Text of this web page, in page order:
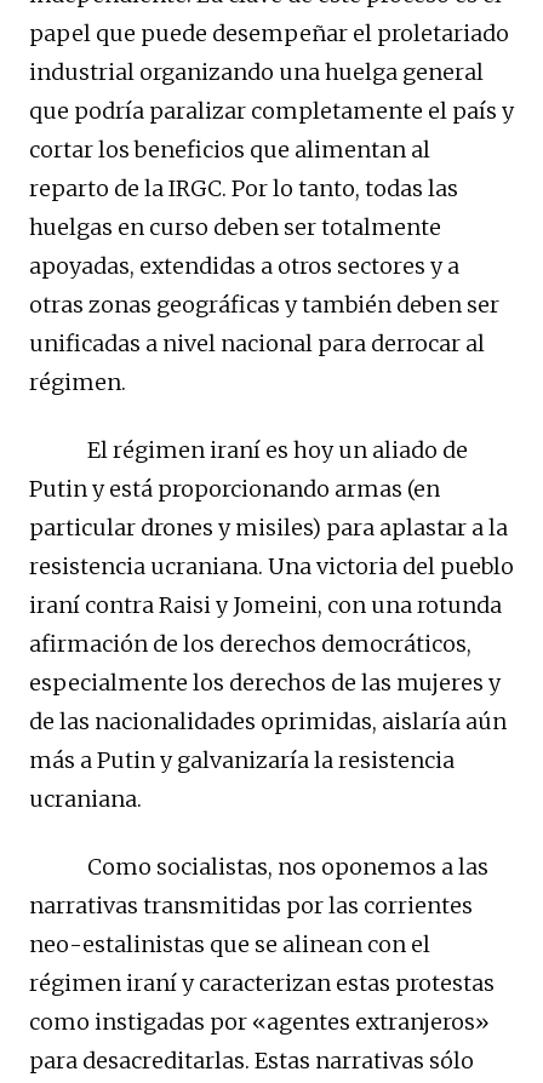
papel que puede desempeñar el proletariado
industrial organizando una huelga general
que podría paralizar completamente el país y
cortar los beneficios que alimentan al
reparto de la IRGC. Por lo tanto, todas las
huelgas en curso deben ser totalmente
apoyadas, extendidas a otros sectores y a
otras zonas geográficas y también deben ser
unificadas a nivel nacional para derrocar al
régimen.
El régimen iraní es hoy un aliado de
Putin y está proporcionando armas (en
particular drones y misiles) para aplastar a la
resistencia ucraniana. Una victoria del pueblo
iraní contra Raisi y Jomeini, con una rotunda
afirmación de los derechos democráticos,
especialmente los derechos de las mujeres y
de las nacionalidades oprimidas, aislaría aún
más a Putin y galvanizaría la resistencia
ucraniana.
Como socialistas, nos oponemos a las
narrativas transmitidas por las corrientes
neo-estalinistas que se alinean con el
régimen iraní y caracterizan estas protestas
como instigadas por «agentes extranjeros»
para desacreditarlas. Estas narrativas sólo